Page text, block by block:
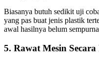
Biasanya butuh sedikit uji
yang pas buat jenis plastik
awal hasilnya belum
5. Rawat Mesin